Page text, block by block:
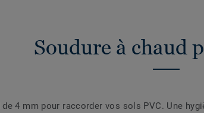
Soudure à chaud
4 mm pour raccorder vos sols PVC. Une